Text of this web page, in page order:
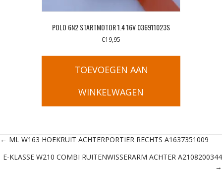
POLO 6N2 STARTMOTOR 1.4 16V 036911023S
€19,95
TOEVOEGEN AAN
WINKELWAGEN
Posts
navigation
← ML W163 HOEKRUIT ACHTERPORTIER RECHTS A1637351009
E-KLASSE W210 COMBI RUITENWISSERARM ACHTER A2108200344
→